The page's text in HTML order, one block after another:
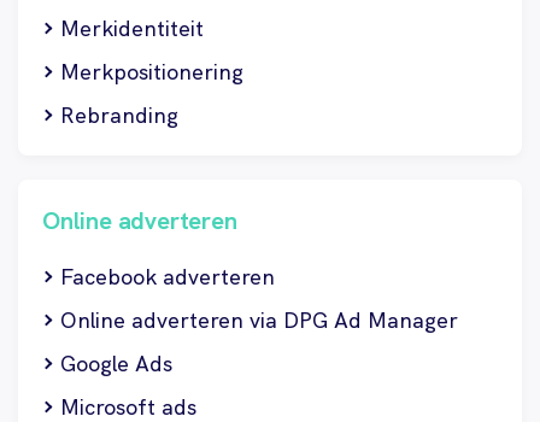
Merkidentiteit
Merkpositionering
Rebranding
Online adverteren
Facebook adverteren
Online adverteren via DPG Ad Manager
Google Ads
Microsoft ads